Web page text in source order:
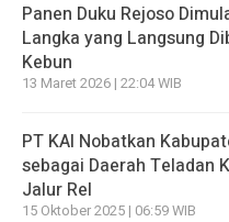
Panen Duku Rejoso
Langka yang Langsung
Kebun
13 Maret 2026 | 22:04 WIB
PT KAI Nobatkan
sebagai Daerah Teladan
Jalur Rel
15 Oktober 2025 | 06:59 WIB